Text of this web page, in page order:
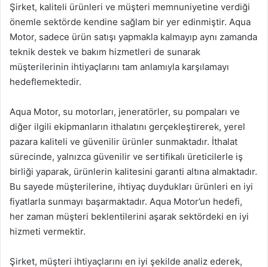
Şirket, kaliteli ürünleri ve müşteri memnuniyetine verdiği
önemle sektörde kendine sağlam bir yer edinmiştir. Aqua
Motor, sadece ürün satışı yapmakla kalmayıp aynı zamanda
teknik destek ve bakım hizmetleri de sunarak
müşterilerinin ihtiyaçlarını tam anlamıyla karşılamayı
hedeflemektedir.
Aqua Motor, su motorları, jeneratörler, su pompaları ve
diğer ilgili ekipmanların ithalatını gerçekleştirerek, yerel
pazara kaliteli ve güvenilir ürünler sunmaktadır. İthalat
sürecinde, yalnızca güvenilir ve sertifikalı üreticilerle iş
birliği yaparak, ürünlerin kalitesini garanti altına almaktadır.
Bu sayede müşterilerine, ihtiyaç duydukları ürünleri en iyi
fiyatlarla sunmayı başarmaktadır. Aqua Motor’un hedefi,
her zaman müşteri beklentilerini aşarak sektördeki en iyi
hizmeti vermektir.
Şirket, müşteri ihtiyaçlarını en iyi şekilde analiz ederek,